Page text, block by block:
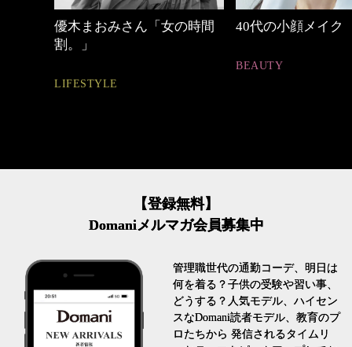
40代の小顔メイク
心地よくいられる
【登録無料】
Domaniメルマガ会員募集中
管理職世代の通勤コーデ、明日は
何を着る？子供の受験や習い事、
どうする？人気モデル、ハイセン
スなDomani読者モデル、教育のプ
ロたちから 発信されるタイムリ